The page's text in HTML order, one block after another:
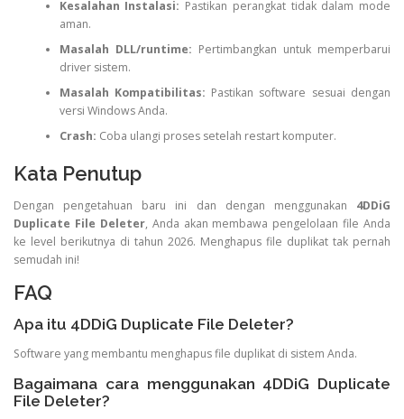
Kesalahan Instalasi: Pastikan perangkat tidak dalam mode
aman.
Masalah DLL/runtime: Pertimbangkan untuk memperbarui
driver sistem.
Masalah Kompatibilitas: Pastikan software sesuai dengan
versi Windows Anda.
Crash: Coba ulangi proses setelah restart komputer.
Kata Penutup
Dengan pengetahuan baru ini dan dengan menggunakan 4DDiG
Duplicate File Deleter, Anda akan membawa pengelolaan file Anda
ke level berikutnya di tahun 2026. Menghapus file duplikat tak pernah
semudah ini!
FAQ
Apa itu 4DDiG Duplicate File Deleter?
Software yang membantu menghapus file duplikat di sistem Anda.
Bagaimana cara menggunakan 4DDiG Duplicate
File Deleter?